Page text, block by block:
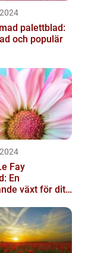
palettblad:
och populär
Fay
En
växt för ditt